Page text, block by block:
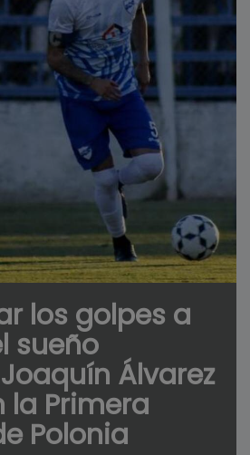
los golpes a
sueño
Álvarez
la Primera
Polonia